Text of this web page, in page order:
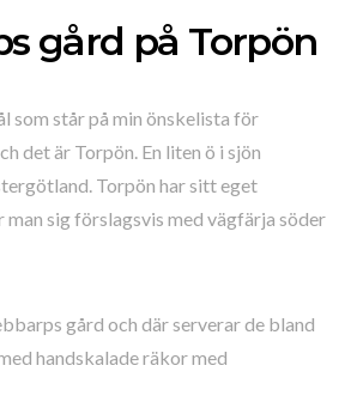
gård på Torpön
som står på min önskelista för
det är Torpön. En liten ö i sjön
Torpön har sitt eget
sig förslagsvis med vägfärja söder
gård och där serverar de bland
handskalade räkor med